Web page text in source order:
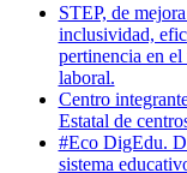
STEP, de
inclusividad,
pertinencia en el
laboral.
Centro
Estatal de
#Eco DigEdu.
sistema